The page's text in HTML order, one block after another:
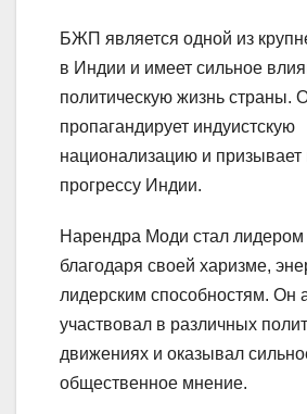
БЖП является одной из
в Индии и имеет сильное
политическую жизнь страны.
пропагандирует индуистскую
национализацию и призывает
прогрессу Индии.
Нарендра Моди стал
благодаря своей харизме,
лидерским способностям. Он
участвовал в различных
движениях и оказывал
общественное мнение.